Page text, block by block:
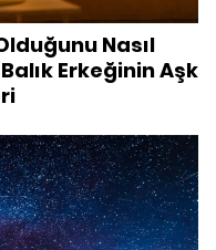
Nasıl
Erkeğinin Aşk